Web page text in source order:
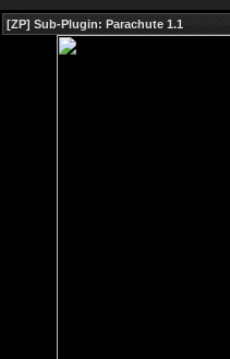
[ZP] Sub-Plugin: Parachute 1.1